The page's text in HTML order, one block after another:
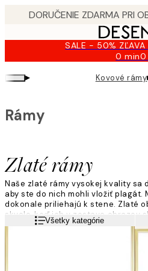
SALE - 50% ZĽAVA
0 min0
▸ Kovové rámy
Zlaté rámy
Rámy
Naše zlaté rámy vysokej kvality sa
aby ste do nich mohli vložiť plagát.
dokonale priliehajú k stene. Zlaté
skvele, keď ich v zostave obrazov
plagátovými svorkami.
Viac informáciíVšetky kategórie